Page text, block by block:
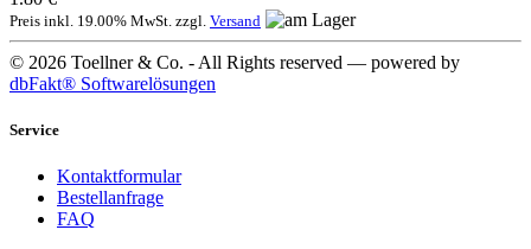
Preis inkl. 19.00% MwSt. zzgl. Versand
© 2026 Toellner & Co. - All Rights reserved — powered by
dbFakt® Softwarelösungen
Service
Kontaktformular
Bestellanfrage
FAQ